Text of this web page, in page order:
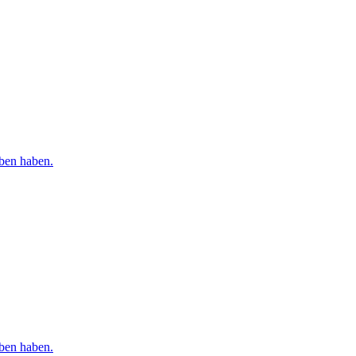
haben.
haben.